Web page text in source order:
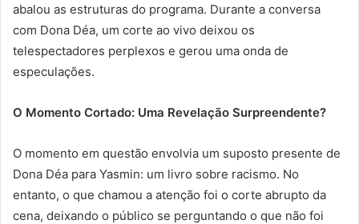
abalou as estruturas do programa. Durante a conversa
com Dona Déa, um corte ao vivo deixou os
telespectadores perplexos e gerou uma onda de
especulações.
O Momento Cortado: Uma Revelação Surpreendente?
O momento em questão envolvia um suposto presente de
Dona Déa para Yasmin: um livro sobre racismo. No
entanto, o que chamou a atenção foi o corte abrupto da
cena, deixando o público se perguntando o que não foi